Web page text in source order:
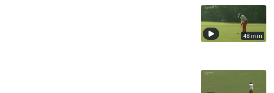
48 min